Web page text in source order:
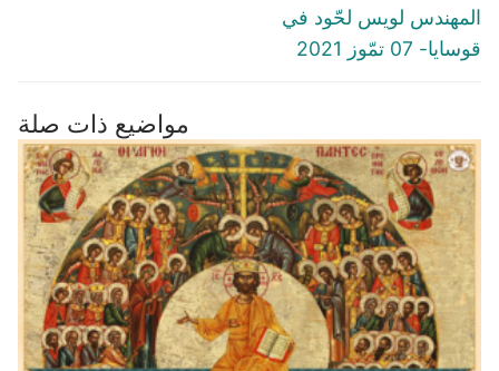
المهندس لويس لحّود في
قوسايا- 07 تمّوز 2021
مواضيع ذات صلة